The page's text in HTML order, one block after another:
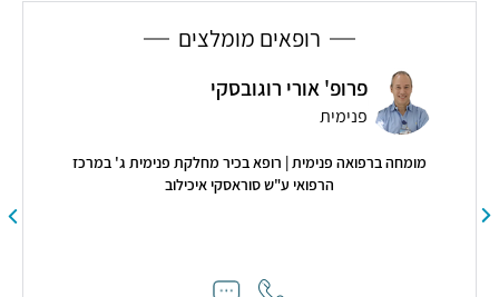
רופאים מומלצים
פרופ' אורי רוגובסקי
פנימית
מומחה ברפואה פנימית | רופא בכיר מחלקת פנימית ג' במרכז
הרפואי ע"ש סוראסקי איכילוב